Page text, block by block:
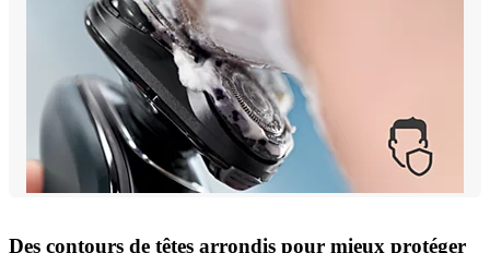
Des contours de têtes arrondis pour mieux protéger